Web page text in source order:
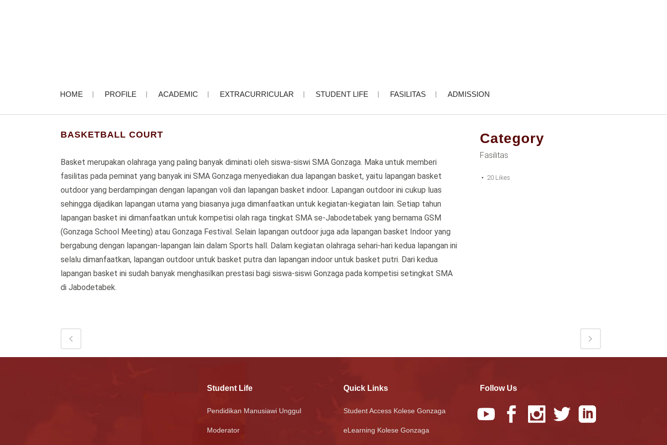
HOME PROFILE ACADEMIC EXTRACURRICULAR STUDENT LIFE FASILITAS ADMISSION
BASKETBALL COURT
Basket merupakan olahraga yang paling banyak diminati oleh siswa-siswi SMA Gonzaga. Maka untuk memberi
fasilitas pada peminat yang banyak ini SMA Gonzaga menyediakan dua lapangan basket, yaitu lapangan basket
outdoor yang berdampingan dengan lapangan voli dan lapangan basket indoor. Lapangan outdoor ini cukup luas
sehingga dijadikan lapangan utama yang biasanya juga dimanfaatkan untuk kegiatan-kegiatan lain. Setiap tahun
lapangan basket ini dimanfaatkan untuk kompetisi olah raga tingkat SMA se-Jabodetabek yang bernama GSM
(Gonzaga School Meeting) atau Gonzaga Festival. Selain lapangan outdoor juga ada lapangan basket Indoor yang
bergabung dengan lapangan-lapangan lain dalam Sports hall. Dalam kegiatan olahraga sehari-hari kedua lapangan ini
selalu dimanfaatkan, lapangan outdoor untuk basket putra dan lapangan indoor untuk basket putri. Dari kedua
lapangan basket ini sudah banyak menghasilkan prestasi bagi siswa-siswi Gonzaga pada kompetisi setingkat SMA
di Jabodetabek.
Category
Fasilitas
20 Likes
Student Life
Pendidikan Manusiawi Unggul
Moderator
Quick Links
Student Access Kolese Gonzaga
eLearning Kolese Gonzaga
Follow Us